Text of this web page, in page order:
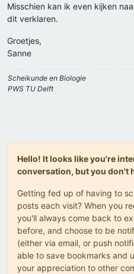
Misschien kan ik even kijken
dit verklaren.
Groetjes,
Sanne
Scheikunde en Biologie
PWS TU Delft
Hello! It looks like you're
conversation, but you don't
Getting fed up of having to
posts each visit? When you
you'll always come back to
before, and choose to be
(either via email, or push
able to save bookmarks and
your appreciation to other